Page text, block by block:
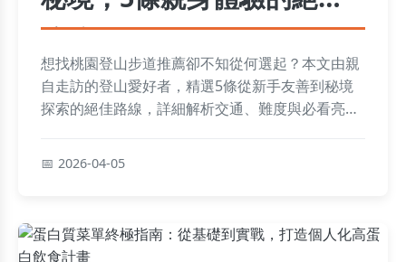
路線
想找桃園登山步道推薦卻不知從何選起？本文由親
自走訪的登山愛好者，精選5條從新手友善到秘境
探索的絕佳路線，詳細解析交通、難度與必看亮
2026-04-05